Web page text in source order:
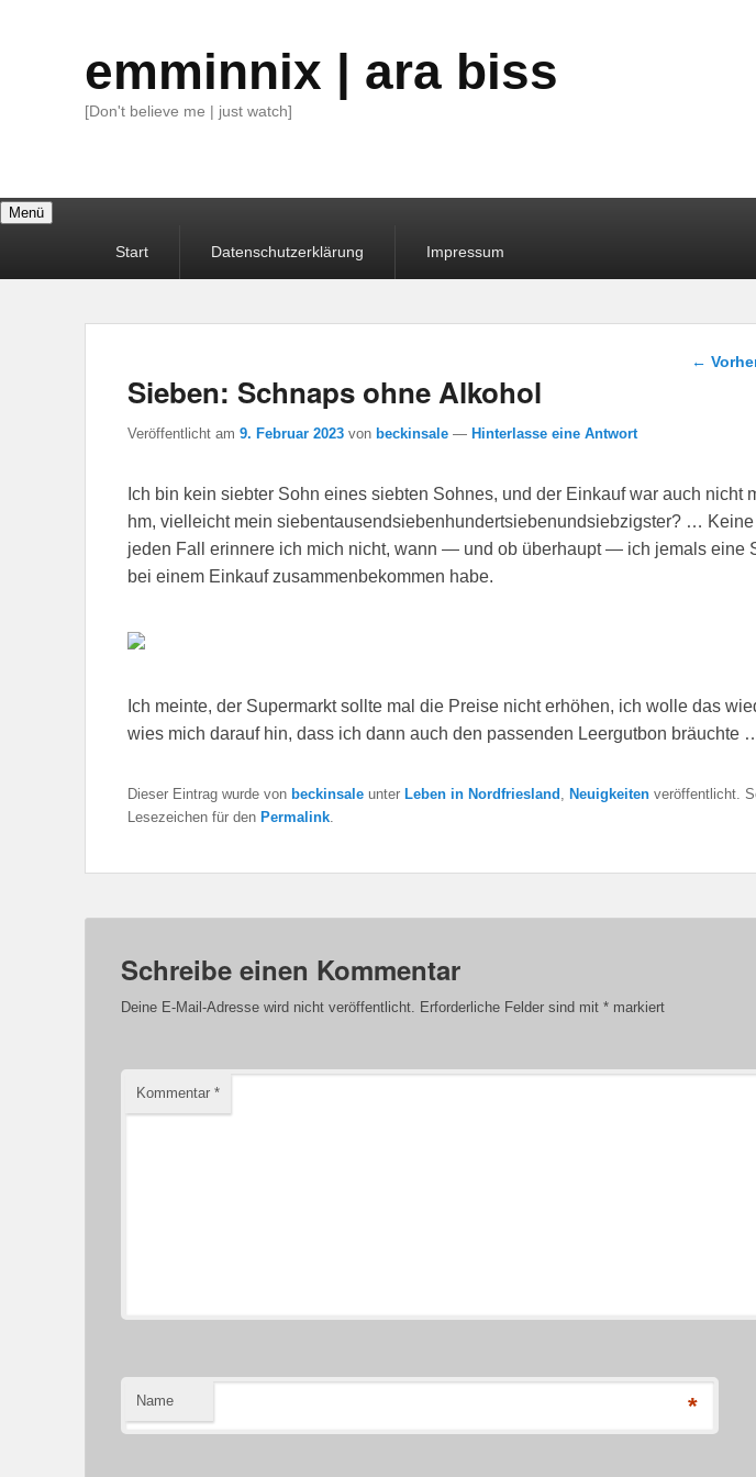
emminnix | ara biss
[Don't believe me | just watch]
Menü
Start Datenschutzerklärung Impressum
←
Sieben: Schnaps ohne Alkohol
Veröffentlicht am 9. Februar 2023 von beckinsale — Hinterlasse eine Antwort
Ich bin kein siebter Sohn eines siebten Sohnes, und der Einkauf war auch nicht
hm, vielleicht mein siebentausendsiebenhundertsiebenundsiebzigster? … Keine
jeden Fall erinnere ich mich nicht, wann — und ob überhaupt — ich jemals eine
bei einem Einkauf zusammenbekommen habe.
Ich meinte, der Supermarkt sollte mal die Preise nicht erhöhen, ich wolle das
wies mich darauf hin, dass ich dann auch den passenden Leergutbon bräuchte
Dieser Eintrag wurde von beckinsale unter Leben in Nordfriesland Neuigkeiten veröffentlicht.
Lesezeichen für den Permalink
Schreibe einen Kommentar
Deine E-Mail-Adresse wird nicht veröffentlicht. Erforderliche Felder sind mit * markiert
Kommentar *
Name *